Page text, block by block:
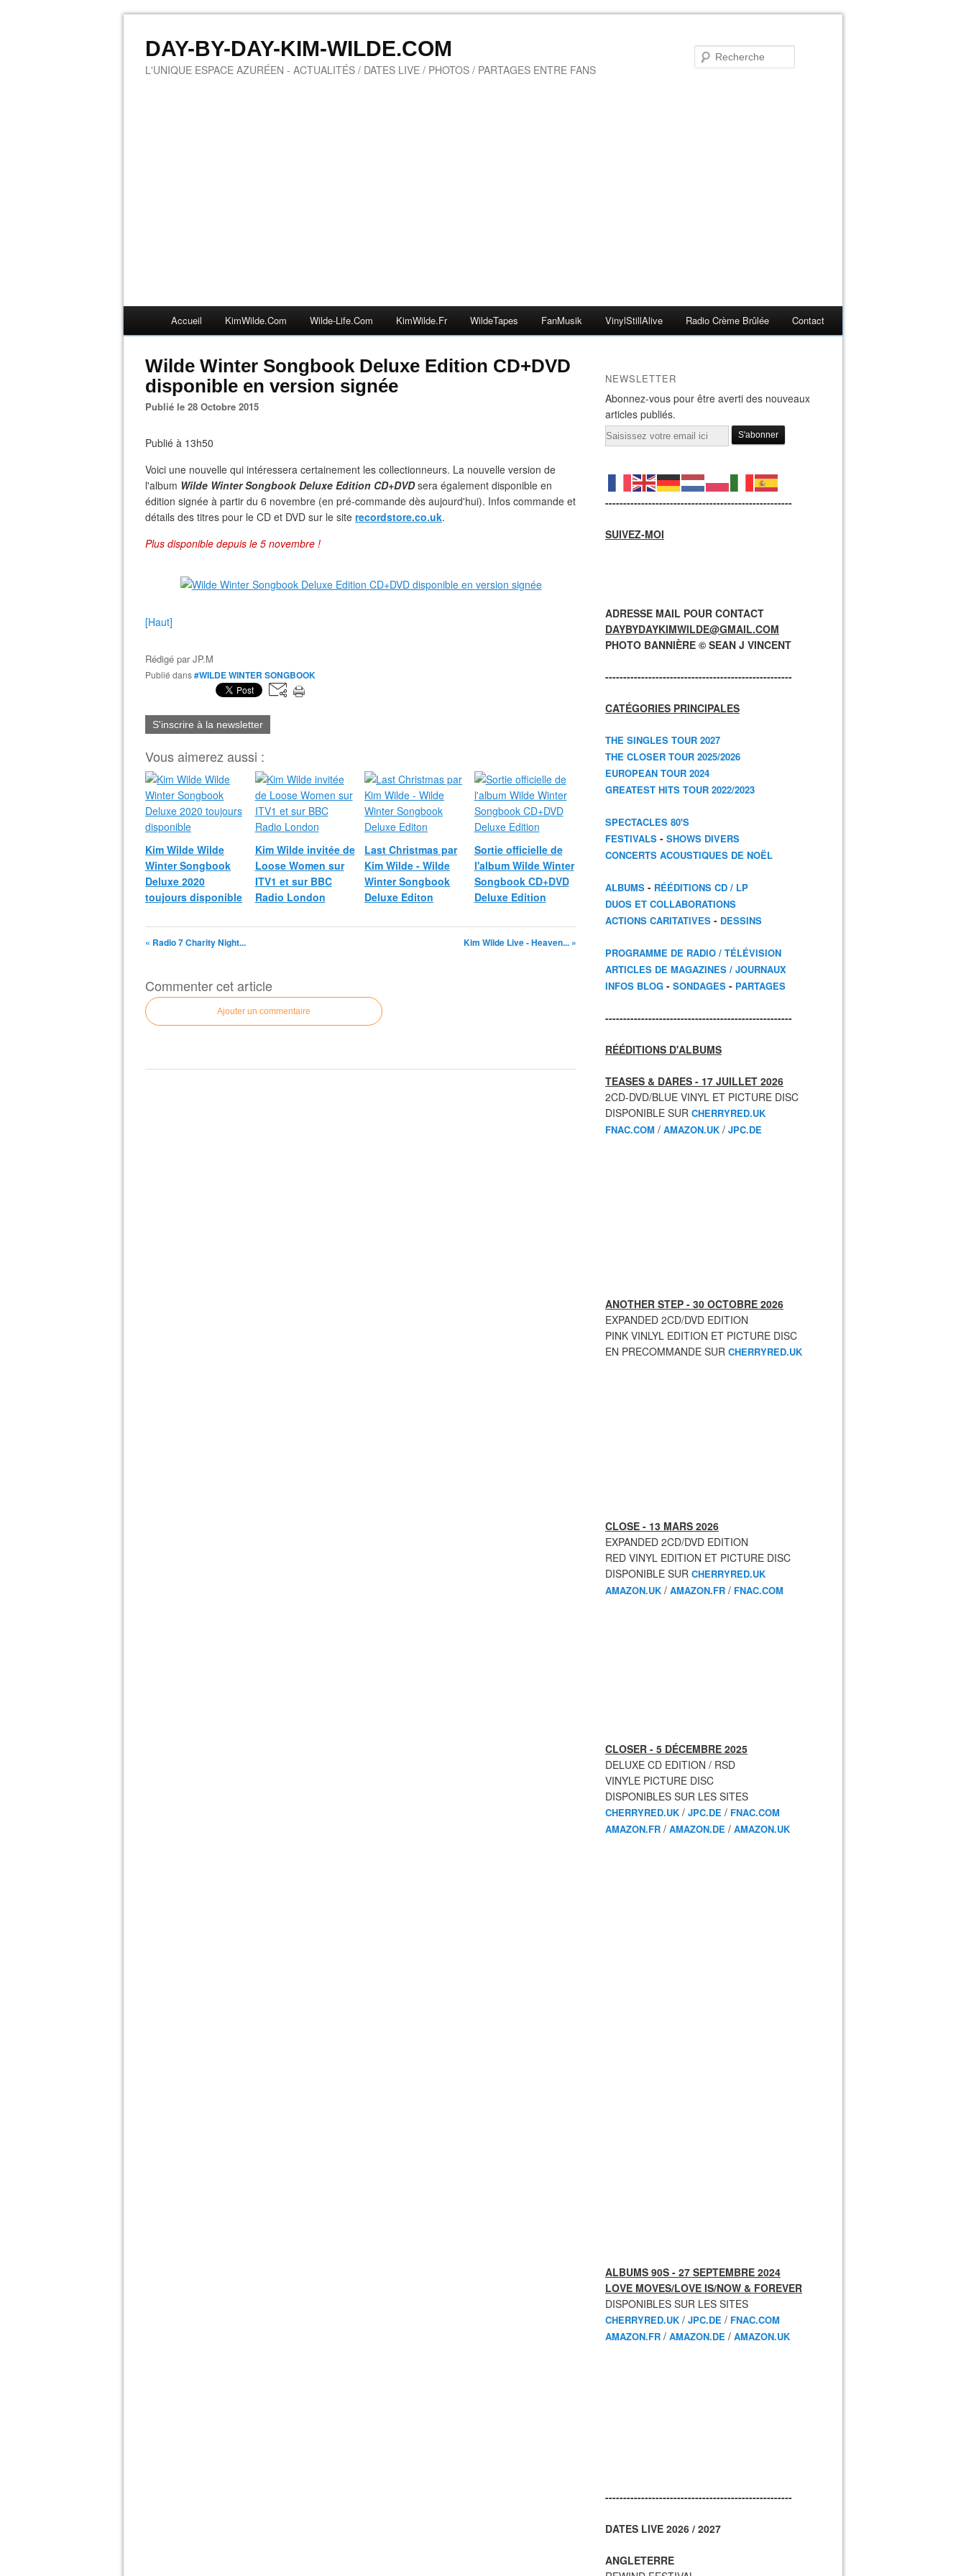
DAY-BY-DAY-KIM-WILDE.COM
L'UNIQUE ESPACE AZURÉEN - ACTUALITÉS / DATES LIVE / PHOTOS / PARTAGES ENTRE FANS
Accueil KimWilde.com Wilde-Life.com KimWilde.fr WildeTapes FanMusik VinylStillAlive Radio Crème Brûlée Contact
Wilde Winter Songbook Deluxe Edition CD+DVD
disponible en version signée
Publié le 28 Octobre 2015
Publié à 13h50
Voici une nouvelle qui intéressera certainement les collectionneurs. La nouvelle version de
l'album Wilde Winter Songbook Deluxe Edition CD+DVDsera également disponible en
édition signée à partir du 6 novembre (en pré-commande dès aujourd'hui). Infos commande et
détails des titres pour le CD et DVD sur le site recordstore.co.uk.
Plus disponible depuis le 5 novembre !
[Haut]
Rédigé parJP.M
Publié dans#WILDE WINTER SONGBOOK
S'inscrire à la newsletter
Vous aimerez aussi :
Kim Wilde Wilde
Winter Songbook
Deluxe 2020
toujours disponible
Kim Wilde invitée de
Loose Women sur
ITV1 et sur BBC
Radio London
Last Christmas par
Kim Wilde - Wilde
Winter Songbook
Deluxe Editon
Sortie officielle de
l'album Wilde Winter
Songbook CD+DVD
Deluxe Edition
« Radio 7 Charity Night... Kim Wilde Live - Heaven... »
Commenter cet article
Ajouter un commentaire
NEWSLETTER
Abonnez-vous pour être averti des nouveaux
articles publiés.
Email
----------------------------------------------------
SUIVEZ-MOI
ADRESSE MAIL POUR CONTACT
DAYBYDAYKIMWILDE@GMAIL.COM
PHOTO BANNIÈRE © SEAN J VINCENT
----------------------------------------------------
CATÉGORIES PRINCIPALES
THE SINGLES TOUR 2027
THE CLOSER TOUR 2025/2026
EUROPEAN TOUR 2024
GREATEST HITS TOUR 2022/2023
SPECTACLES 80'S
FESTIVALS - SHOWS DIVERS
CONCERTS ACOUSTIQUES DE NOËL
ALBUMS - RÉÉDITIONS CD / LP
DUOS ET COLLABORATIONS
ACTIONS CARITATIVES - DESSINS
PROGRAMME DE RADIO / TÉLÉVISION
ARTICLES DE MAGAZINES / JOURNAUX
INFOS BLOG - SONDAGES - PARTAGES
----------------------------------------------------
RÉÉDITIONS D'ALBUMS
TEASES & DARES - 17 JUILLET 2026
2CD-DVD/BLUE VINYL ET PICTURE DISC
DISPONIBLE SUR CHERRYRED.UK
FNAC.COM / AMAZON.UK / JPC.DE
ANOTHER STEP - 30 OCTOBRE 2026
EXPANDED 2CD/DVD EDITION
PINK VINLYL EDITION ET PICTURE DISC
EN PRECOMMANDE SUR CHERRYRED.UK
CLOSE - 13 MARS 2026
EXPANDED 2CD/DVD EDITION
RED VINYL EDITION ET PICTURE DISC
DISPONIBLE SUR CHERRYRED.UK
AMAZON.UK / AMAZON.FR / FNAC.COM
CLOSER - 5 DÉCEMBRE 2025
DELUXE CD EDITION / RSD
VINYLE PICTURE DISC
DISPONIBLES SUR LES SITES
CHERRYRED.UK / JPC.DE / FNAC.COM
AMAZON.FR / AMAZON.DE / AMAZON.UK
ALBUMS 90S - 27 SEPTEMBRE 2024
LOVE MOVES/LOVE IS/NOW & FOREVER
DISPONIBLES SUR LES SITES
CHERRYRED.UK / JPC.DE / FNAC.COM
AMAZON.FR / AMAZON.DE / AMAZON.UK
----------------------------------------------------
DATES LIVE 2026 / 2027
ANGLETERRE